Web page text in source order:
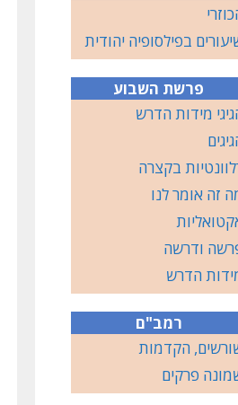
בפילסופיה יהודית
פרשת השבוע
מידות הדרש
בקצרה
זה אומר לנו
ודרשה
הדרש
רמב"ם
הקדמות
פרקים